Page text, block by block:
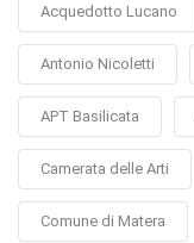
Acquedotto Lucano
Antonio Nicoletti
APT Basilicata
Camerata delle Arti
Comune di Matera